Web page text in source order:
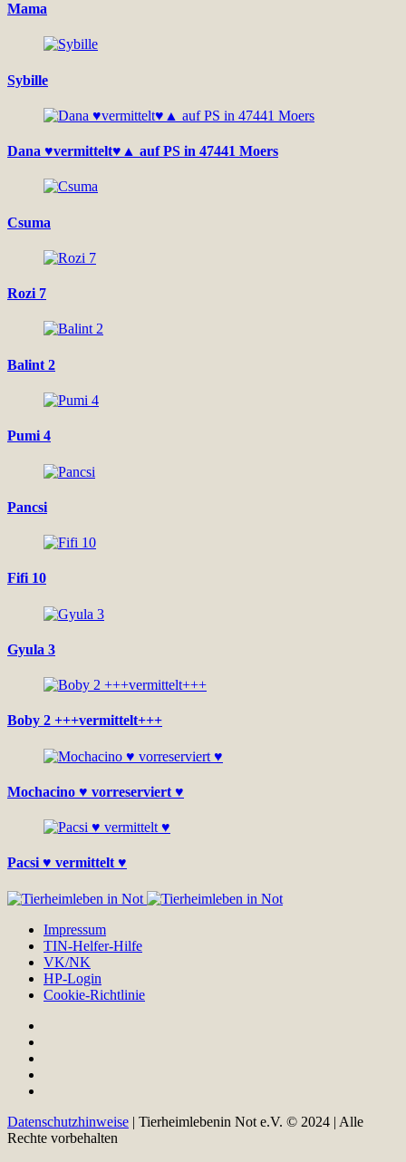
Mama
Sybille
Dana ♥vermittelt♥▲ auf PS in 47441 Moers
Csuma
Rozi 7
Balint 2
Pumi 4
Pancsi
Fifi 10
Gyula 3
Boby 2 +++vermittelt+++
Mochacino ♥ vorreserviert ♥
Pacsi ♥ vermittelt ♥
Impressum
TIN-Helfer-Hilfe
VK/NK
HP-Login
Cookie-Richtlinie
Datenschutzhinweise | Tierheimlebenin Not e.V. © 2024 | Alle
Rechte vorbehalten